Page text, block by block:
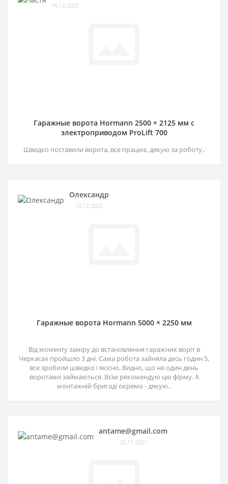
16.12.2025
Гаражные ворота Hormann 2500 × 2125 мм c
электроприводом ProLift 700
Швидко поставили ворота, все працює, дякую за роботу..
Олександр
12.12.2025
Гаражные ворота Hormann 5000 × 2250 мм
Від моменту заміру до встановлення гаражних воріт в
Черкасах пройшло 3 дні. Сама робота зайняла десь годин 5,
все зробили швидко і якісно. Видно, що не один день
воротами займаються. Всім рекомендую цю фірму. А
монтажній бригаді окремо - дякую..
antame@gmail.com
25.11.2021